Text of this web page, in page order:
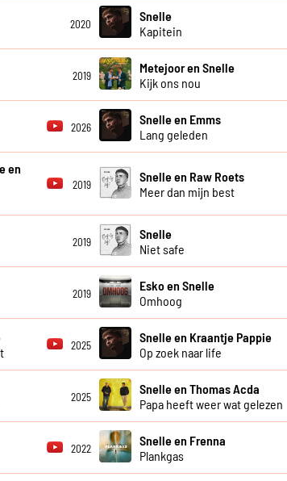
2020
Snelle
Kapitein
2019
Metejoor en Snelle
Kijk ons nou
2026
Snelle en Emms
Lang geleden
en
2019
Snelle en Raw Roets
Meer dan mijn best
2019
Snelle
Niet safe
2019
Esko en Snelle
Omhoog
2025
Snelle en Kraantje Pappie
Op zoek naar life
2025
Snelle en Thomas Acda
Papa heeft weer wat gelezen
2022
Snelle en Frenna
Plankgas